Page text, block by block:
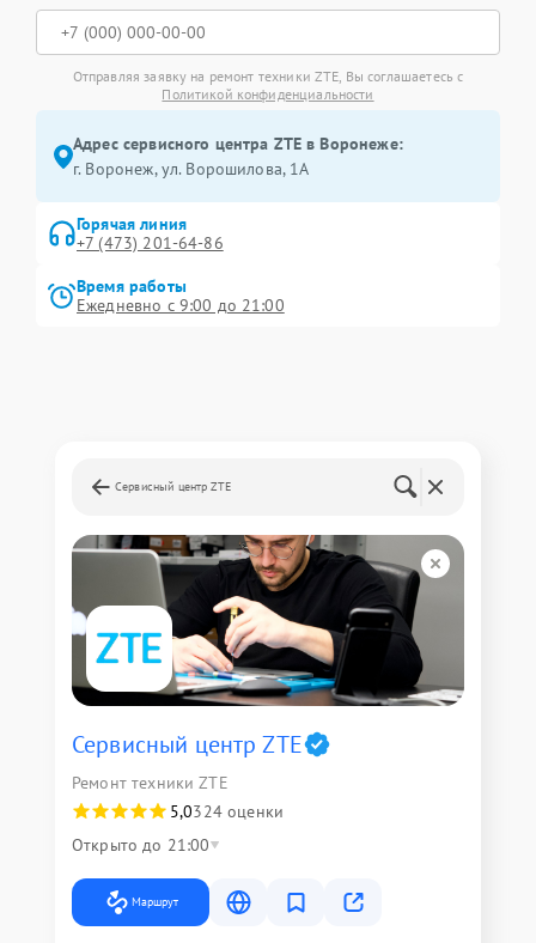
Отправляя заявку на ремонт техники ZTE, Вы соглашаетесь с
Политикой конфиденциальности
Адрес сервисного центра ZTE в Воронеже:
г. Воронеж, ул. Ворошилова, 1А
Горячая линия
+7 (473) 201-64-86
Время работы
Ежедневно с 9:00 до 21:00
Сервисный центр ZTE
Сервисный центр ZTE
Ремонт техники ZTE
5,0324 оценки
Открыто до 21:00
Маршрут